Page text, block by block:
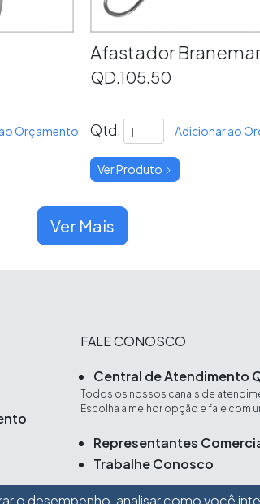
Orçamento
Afastador
QD.105.50
Qtd. Adicionar ao
Ver Produto
Ver Mais
FALE CONOSCO
Central de Atendimento
Todos os nossos canais de
Escolha a melhor opção e fale com
Representantes
Trabalhe Conosco
o desempenho, analisar como você